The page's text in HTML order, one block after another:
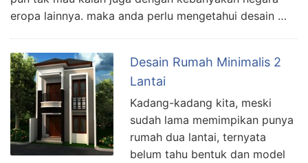
eropa lainnya. maka anda perlu mengetahui desain …
Desain Rumah Minimalis 2
Lantai
Kadang-kadang kita, meski
sudah lama memimpikan punya
rumah dua lantai, ternyata
belum tahu bentuk dan model